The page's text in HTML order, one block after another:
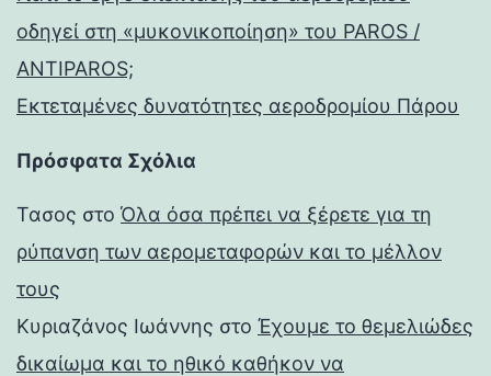
οδηγεί στη «μυκονικοποίηση» του PAROS /
ANTIPAROS;
Εκτεταμένες δυνατότητες αεροδρομίου Πάρου
Πρόσφατα Σχόλια
Τασος στο Όλα όσα πρέπει να ξέρετε για τη
ρύπανση των αερομεταφορών και το μέλλον
τους
Κυριαζάνος Ιωάννης στο Έχουμε το θεμελιώδες
δικαίωμα και το ηθικό καθήκον να